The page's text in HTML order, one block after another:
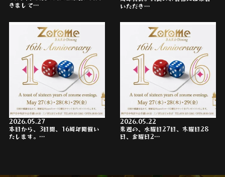
きまして…
いただき…
2026.05.27
本日から、3日間、16周年開催い
たします。…
2026.05.22
来週の、水曜日27日、木曜日28
日、金曜日2…